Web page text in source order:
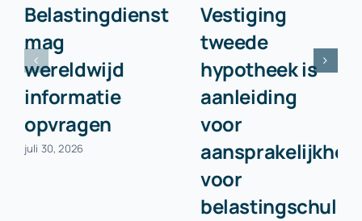
Belastingdienst
mag
wereldwijd
informatie
opvragen
juli 30, 2026
Vestiging
tweede
hypotheek is
aanleiding
voor
aansprakelijkheid
voor
belastingschuld